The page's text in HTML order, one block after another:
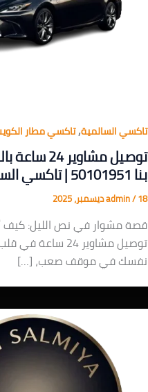
تاكسي السالمية,تاكسي مطار
توصيل
بنا 50101951 | تاكسي السالمية الأسرع
admin/18 ديسمبر، 2025
قصة مشوار في نص الليل: كيف
توصيل مشاوير 24
نفسك في موقف صعب، […]